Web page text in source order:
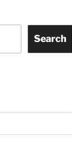
Search